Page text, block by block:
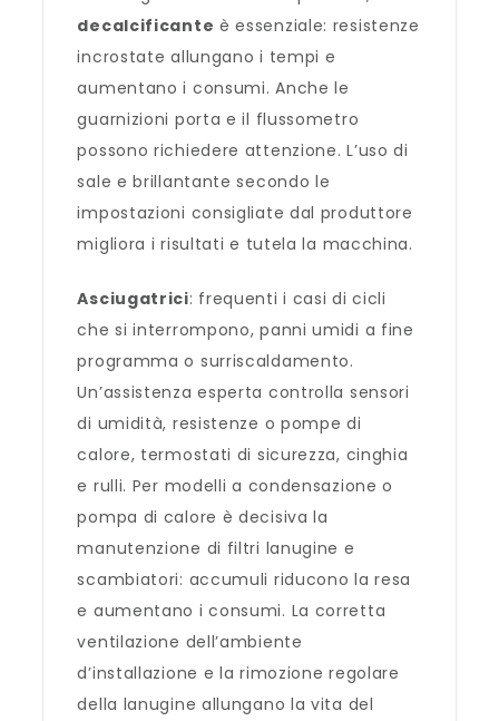
decalcificante è essenziale: resistenze
incrostate allungano i tempi e
aumentano i consumi. Anche le
guarnizioni porta e il flussometro
possono richiedere attenzione. L’uso di
sale e brillantante secondo le
impostazioni consigliate dal produttore
migliora i risultati e tutela la macchina.
Asciugatrici: frequenti i casi di cicli
che si interrompono, panni umidi a fine
programma o surriscaldamento.
Un’assistenza esperta controlla sensori
di umidità, resistenze o pompe di
calore, termostati di sicurezza, cinghia
e rulli. Per modelli a condensazione o
pompa di calore è decisiva la
manutenzione di filtri lanugine e
scambiatori: accumuli riducono la resa
e aumentano i consumi. La corretta
ventilazione dell’ambiente
d’installazione e la rimozione regolare
della lanugine allungano la vita del